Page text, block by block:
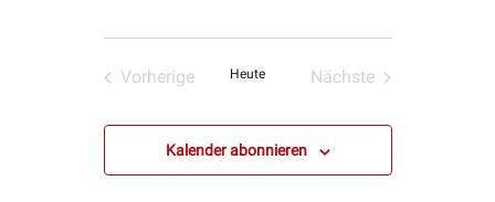
Vorherige
Heute
Nächste
Kalender abonnieren